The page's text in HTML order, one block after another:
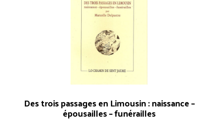
Des trois passages en Limousin : naissance –
épousailles – funérailles